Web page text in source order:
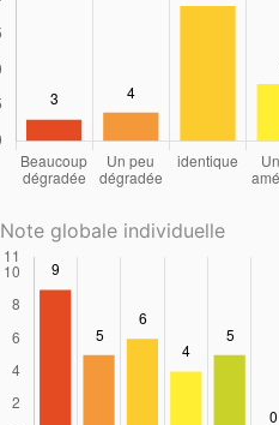
Note globale individuelle